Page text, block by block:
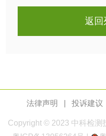
返回
法律声明 投诉建议
Copyright © 2023 中科检测
生物柴